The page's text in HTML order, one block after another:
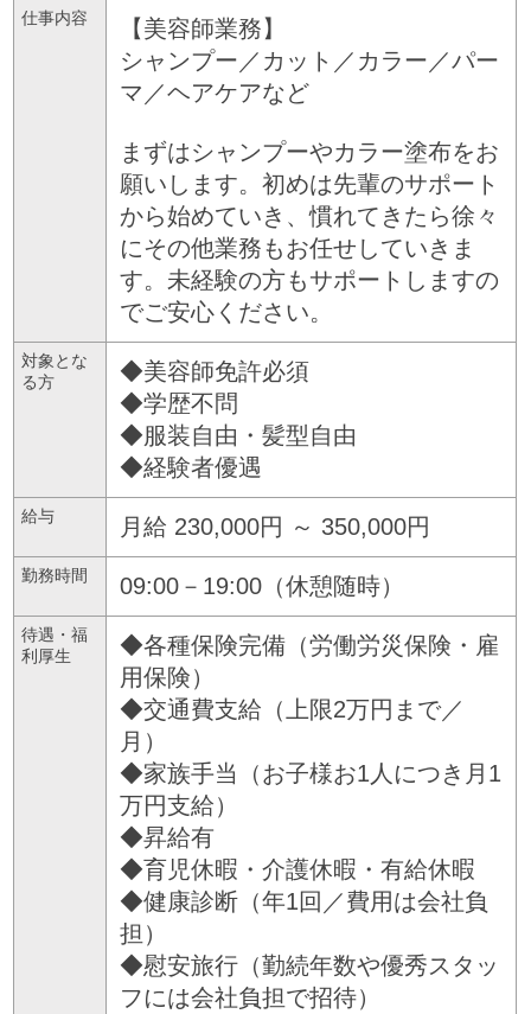
仕事内容
【美容師業務】
シャンプー／カット／カラー／パー
マ／ヘアケアなど
まずはシャンプーやカラー塗布をお
願いします。初めは先輩のサポート
から始めていき、慣れてきたら徐々
にその他業務もお任せしていきま
す。未経験の方もサポートしますの
でご安心ください。
対象とな
る方
◆美容師免許必須
◆学歴不問
◆服装自由・髪型自由
◆経験者優遇
給与 月給 230,000円 ～ 350,000円
勤務時間 09:00－19:00（休憩随時）
待遇・福
利厚生
◆各種保険完備（労働労災保険・雇
用保険）
◆交通費支給（上限2万円まで／
月）
◆家族手当（お子様お1人につき月1
万円支給）
◆昇給有
◆育児休暇・介護休暇・有給休暇
◆健康診断（年1回／費用は会社負
担）
◆慰安旅行（勤続年数や優秀スタッ
フには会社負担で招待）